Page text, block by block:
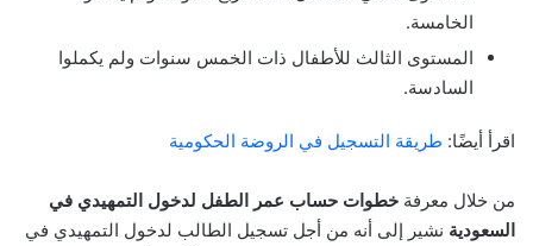
الخامسة.
المستوى الثالث للأطفال ذات الخمس سنوات ولم يكملوا
السادسة.
اقرأ أيضًا: طريقة التسجيل في الروضة الحكومية
من خلال معرفة خطوات حساب عمر الطفل لدخول التمهيدي في
السعودية نشير إلى أنه من أجل تسجيل الطالب لدخول التمهيدي في